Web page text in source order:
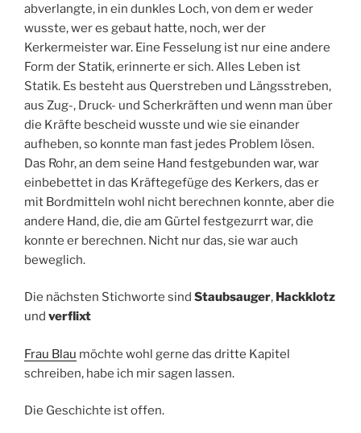
abverlangte, in ein dunkles Loch, von dem er weder
wusste, wer es gebaut hatte, noch, wer der
Kerkermeister war. Eine Fesselung ist nur eine andere
Form der Statik, erinnerte er sich. Alles Leben ist
Statik. Es besteht aus Querstreben und Längsstreben,
aus Zug-, Druck- und Scherkräften und wenn man über
die Kräfte bescheid wusste und wie sie einander
aufheben, so konnte man fast jedes Problem lösen.
Das Rohr, an dem seine Hand festgebunden war, war
einbebettet in das Kräftegefüge des Kerkers, das er
mit Bordmitteln wohl nicht berechnen konnte, aber die
andere Hand, die, die am Gürtel festgezurrt war, die
konnte er berechnen. Nicht nur das, sie war auch
beweglich.
Die nächsten Stichworte sind Staubsauger, Hackklotz
und verflixt
Frau Blau möchte wohl gerne das dritte Kapitel
schreiben, habe ich mir sagen lassen.
Die Geschichte ist offen.